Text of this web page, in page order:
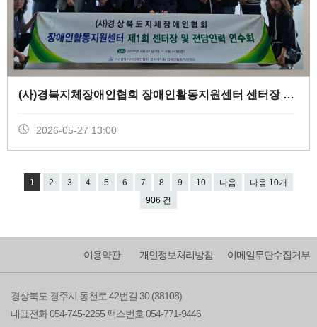
(사)경북지체장애인협회 장애인활동지원센터 센터장 및 전담인력 연수회 (
2026-05-27 13:00
1 2 3 4 5 6 7 8 9 10 다음
다음 10개
906 건
이메일무단수집거부
개인정보처리방침
이용약관
경상북도 경주시 동천로 42번길 30 (38108)
대표전화 054-745-2255 팩스번호 054-771-9446